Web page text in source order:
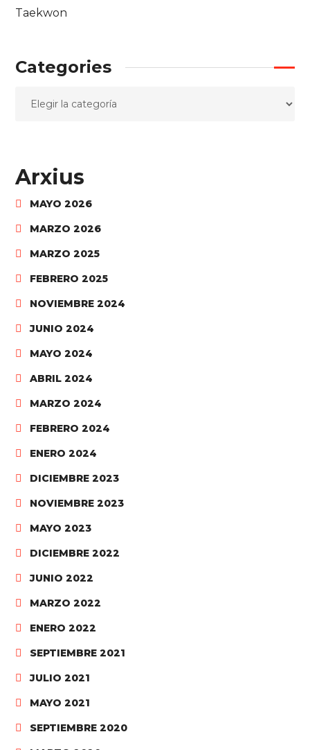
Categories
Arxius
MAYO 2026
MARZO 2026
MARZO 2025
FEBRERO 2025
NOVIEMBRE 2024
JUNIO 2024
MAYO 2024
ABRIL 2024
MARZO 2024
FEBRERO 2024
ENERO 2024
DICIEMBRE 2023
NOVIEMBRE 2023
MAYO 2023
DICIEMBRE 2022
JUNIO 2022
MARZO 2022
ENERO 2022
SEPTIEMBRE 2021
JULIO 2021
MAYO 2021
SEPTIEMBRE 2020